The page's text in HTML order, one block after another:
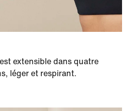
extensible dans quatre
léger et respirant.